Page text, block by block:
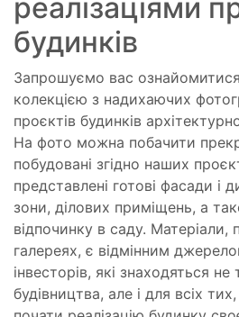
реалізаціями
будинків
Запрошуємо вас
колекцією з надихаючих
проєктів будинків
На фото можна побачити
побудовані згідно наших
представлені готові фасади і
зони, ділових приміщень, а
відпочинку в саду. Матеріали,
галереях, є відмінним
інвесторів, які знаходяться не
будівництва, але і для всіх